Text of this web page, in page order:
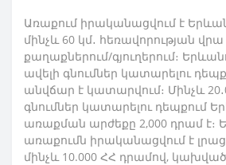
Առաքում իրականացվում է
մինչև 60 կմ․ հեռավորության
քաղաքներում/գյուղերում։
ավելի գնումներ կատարելու
անվճար է կատարվում։ Մինչև
գնումներ կատարելու դեպքում
առաքման արժեքը 2,000 դրամ է։
առաքումն իրականացվում է
մինչև 10.000 ՀՀ դրամով,